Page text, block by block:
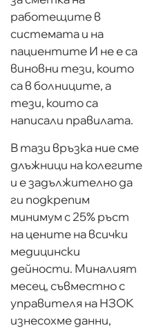
работещите в
системата и на
пациентите И не е са
виновни тези, които
са в болниците, а
тези, които са
написали правилата.
В тази връзка ние сме
длъжници на колегите
и е задължително да
ги подкрепим
минимум с 25% ръст
на цените на всички
медицински
дейности. Миналият
месец, съвместно с
управителя на НЗОК
изнесохме данни,